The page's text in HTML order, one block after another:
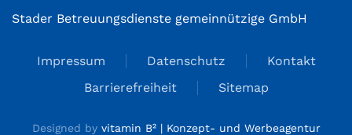
Stader Betreuungsdienste gemeinnützige GmbH
Impressum Datenschutz
Kontakt
Barrierefreiheit
Sitemap
Designed by vitamin B² | Konzept- und Werbeagentur